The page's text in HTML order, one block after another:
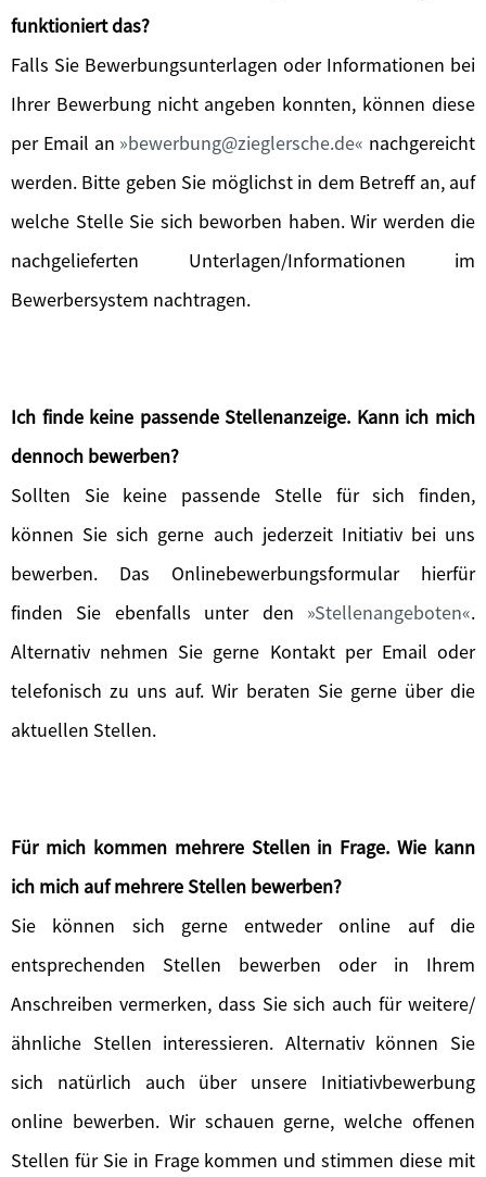
funktioniert das?
Falls Sie Bewerbungsunterlagen oder Informationen bei
Ihrer Bewerbung nicht angeben konnten, können diese
per Email an
bewerbung@zieglersche.de nachgereicht
werden. Bitte geben Sie möglichst in dem Betreff an, auf
welche Stelle Sie sich beworben haben. Wir werden die
nachgelieferten Unterlagen/Informationen im
Bewerbersystem nachtragen.
Ich finde keine passende Stellenanzeige. Kann ich mich
dennoch bewerben?
Sollten Sie keine passende Stelle für sich finden,
können Sie sich gerne auch jederzeit Initiativ bei uns
bewerben. Das Onlinebewerbungsformular hierfür
finden Sie ebenfalls unter den
Stellenangeboten .
Alternativ nehmen Sie gerne Kontakt per Email oder
telefonisch zu uns auf. Wir beraten Sie gerne über die
aktuellen Stellen.
Für mich kommen mehrere Stellen in Frage. Wie kann
ich mich auf mehrere Stellen bewerben?
Sie können sich gerne entweder online auf die
entsprechenden Stellen bewerben oder in Ihrem
Anschreiben vermerken, dass Sie sich auch für weitere/
ähnliche Stellen interessieren. Alternativ können Sie
sich natürlich auch über unsere Initiativbewerbung
online bewerben. Wir schauen gerne, welche offenen
Stellen für Sie in Frage kommen und stimmen diese mit